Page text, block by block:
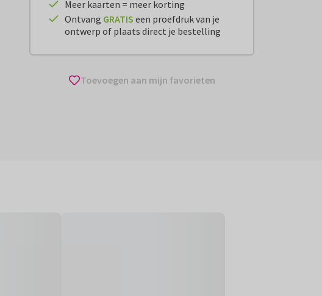
Meer kaarten = meer korting
Ontvang GRATIS een proefdruk van je
ontwerp of plaats direct je bestelling
Toevoegen aan mijn favorieten